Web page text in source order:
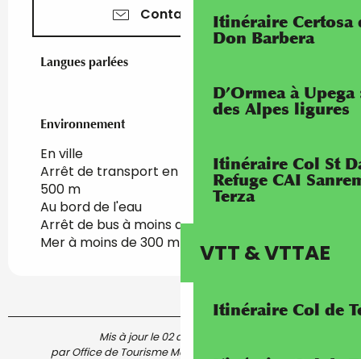
Itinéraire Certosa
Don Barbera
D’Ormea à
des Alpes ligures
Itinéraire Col St
Refuge CAI
Terza
VTT & VTTAE
Itinéraire Col de
Contactez-nous
Langues parlées
Langues parlées
Environnement
Environnement
En ville
Arrêt de transport en commun à moins de
500 m
Au bord de l'eau
Arrêt de bus à moins de 500 m
Mer à moins de 300 m
Mis à jour le 02 août 2025 à 15:23
par Office de Tourisme Menton, Riviera & Merveilles